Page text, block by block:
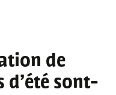
de
d’été sont-